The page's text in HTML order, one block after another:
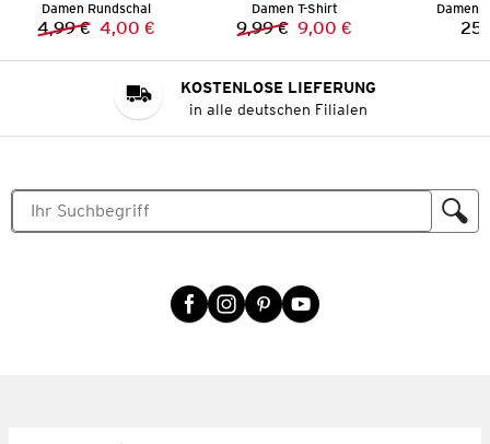
Damen Rundschal
Vorheriger Preis:
4,99 € Neuer Preis:
4,00 €
Damen T-Shirt
Vorheriger Preis:
9,99 € Neuer Preis:
9,00 €
Damen
KOSTENLOSE LIEFERUNG
in alle deutschen Filialen